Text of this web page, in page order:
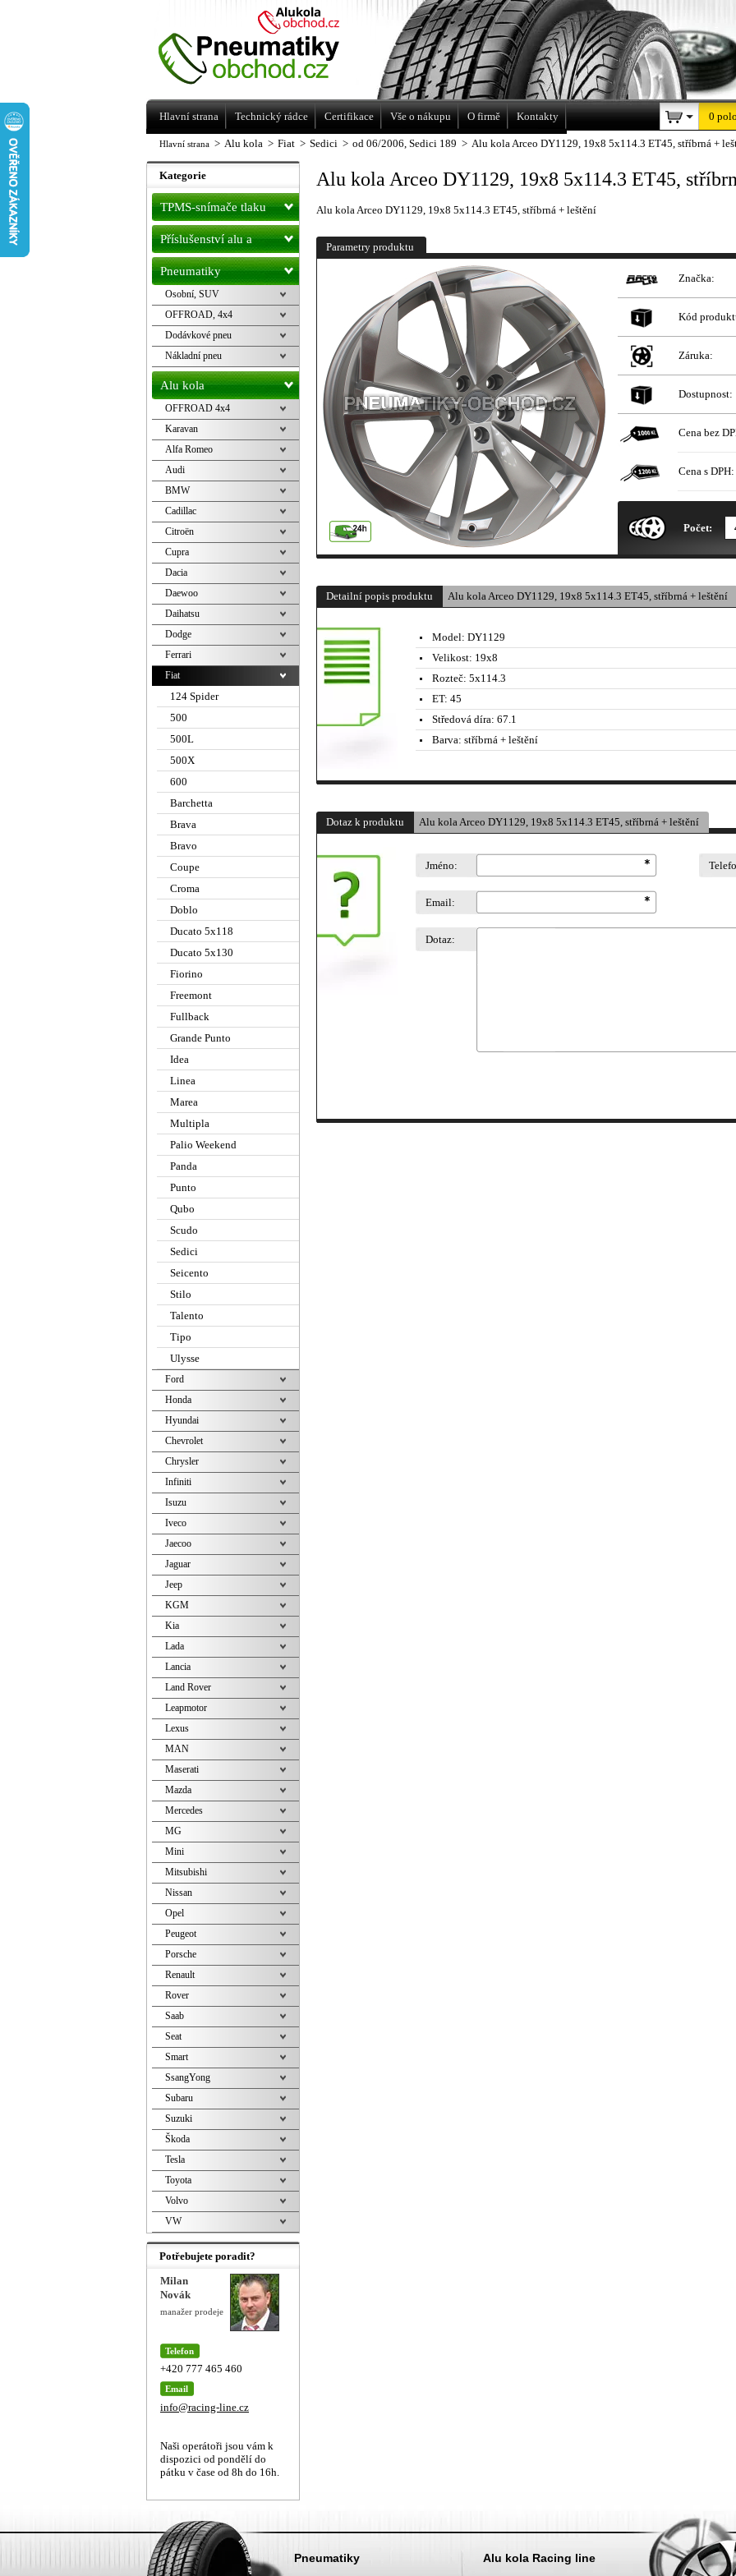
Hlavní strana > Alu kola > Fiat > Sedici > od 06/2006, Sedici 189 > Alu kola Arceo DY1129, 19x8 5x114.3 ET45, stříbrná +
Alu kola Arceo DY1129, 19x8 5x114.3 ET45,
Alu kola Arceo DY1129, 19x8 5x114.3 ET45, stříbrná + leštění
Parametry produktu
Značka:
Kód
Záruka:
Dostupnost:
Cena bez
Cena s DPH:
Počet:
Detailní popis produktu Alu kola Arceo DY1129, 19x8 5x114.3 ET45, stříbrná + leštění
Model: DY1129
Velikost: 19x8
Rozteč: 5x114.3
ET: 45
Středová díra: 67.1
Barva: stříbrná + leštění
Dotaz k produktu Alu kola Arceo DY1129, 19x8 5x114.3 ET45, stříbrná + leštění
Jméno:
Email:
Dotaz:
Kategorie
TPMS-snímače tlaku
Příslušenství alu a
pneu
Pneumatiky
Osobní, SUV
OFFROAD, 4x4
Dodávkové pneu
Nákladní pneu
Alu kola
OFFROAD 4x4
Karavan
Alfa Romeo
Audi
BMW
Cadillac
Citroën
Cupra
Dacia
Daewoo
Daihatsu
Dodge
Ferrari
Fiat
124 Spider
500
500L
500X
600
Barchetta
Brava
Bravo
Coupe
Croma
Doblo
Ducato 5x118
Ducato 5x130
Fiorino
Freemont
Fullback
Grande Punto
Idea
Linea
Marea
Multipla
Palio Weekend
Panda
Punto
Qubo
Scudo
Sedici
Seicento
Stilo
Talento
Tipo
Ulysse
Ford
Honda
Hyundai
Chevrolet
Chrysler
Infiniti
Isuzu
Iveco
Jaecoo
Jaguar
Jeep
KGM
Kia
Lada
Lancia
Land Rover
Leapmotor
Lexus
MAN
Maserati
Mazda
Mercedes
MG
Mini
Mitsubishi
Nissan
Opel
Peugeot
Porsche
Renault
Rover
Saab
Seat
Smart
SsangYong
Subaru
Suzuki
Škoda
Tesla
Toyota
Volvo
VW
Potřebujete poradit?
Milan
Novák
manažer prodeje
Telefon
+420 777 465 460
Email
info@racing-line.cz
Naši operátoři jsou vám k
dispozici od pondělí do
pátku v čase od 8h do 16h.
Levné pneumatiky letní, zimní, Alu kola
a litá kola Racing Line
Hlavní strana Technický rádce Certifikace Vše o nákupu O firmě Kontakty 0
Nahoru
Pneumatiky Alu kola Racing line